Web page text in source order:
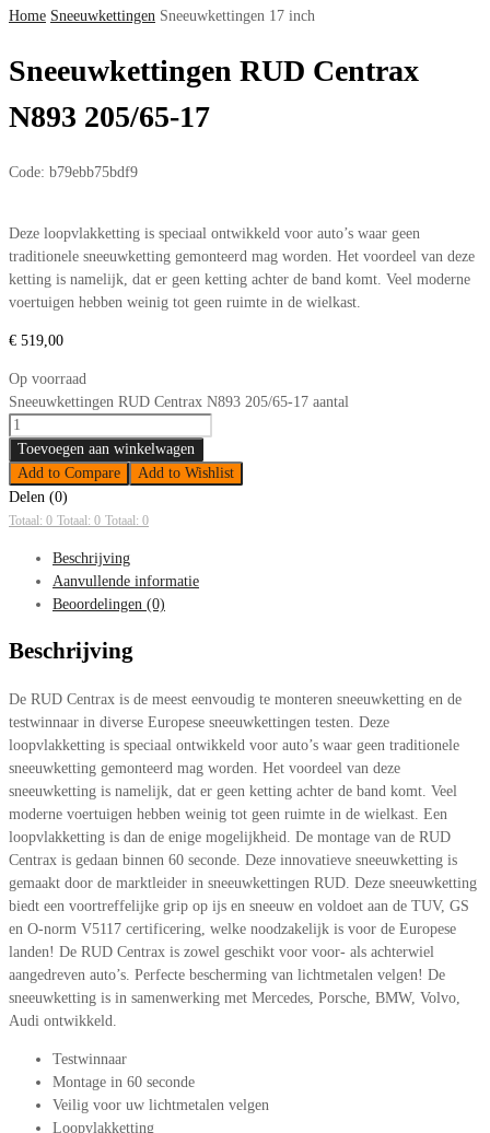
Home Sneeuwkettingen Sneeuwkettingen 17 inch
Sneeuwkettingen RUD Centrax
N893 205/65-17
Code: b79ebb75bdf9
Deze loopvlakketting is speciaal ontwikkeld voor auto’s waar geen
traditionele sneeuwketting gemonteerd mag worden. Het voordeel van deze
ketting is namelijk, dat er geen ketting achter de band komt. Veel moderne
voertuigen hebben weinig tot geen ruimte in de wielkast.
€ 519,00
Op voorraad
Sneeuwkettingen RUD Centrax N893 205/65-17 aantal
Toevoegen aan winkelwagen
Add to Compare
Add to Wishlist
Delen (0)
Totaal: 0 Totaal: 0 Totaal: 0
Beschrijving
Aanvullende informatie
Beoordelingen (0)
Beschrijving
De RUD Centrax is de meest eenvoudig te monteren sneeuwketting en de
testwinnaar in diverse Europese sneeuwkettingen testen. Deze
loopvlakketting is speciaal ontwikkeld voor auto’s waar geen traditionele
sneeuwketting gemonteerd mag worden. Het voordeel van deze
sneeuwketting is namelijk, dat er geen ketting achter de band komt. Veel
moderne voertuigen hebben weinig tot geen ruimte in de wielkast. Een
loopvlakketting is dan de enige mogelijkheid. De montage van de RUD
Centrax is gedaan binnen 60 seconde. Deze innovatieve sneeuwketting is
gemaakt door de marktleider in sneeuwkettingen RUD. Deze sneeuwketting
biedt een voortreffelijke grip op ijs en sneeuw en voldoet aan de TUV, GS
en O-norm V5117 certificering, welke noodzakelijk is voor de Europese
landen! De RUD Centrax is zowel geschikt voor voor- als achterwiel
aangedreven auto’s. Perfecte bescherming van lichtmetalen velgen! De
sneeuwketting is in samenwerking met Mercedes, Porsche, BMW, Volvo,
Audi ontwikkeld.
Testwinnaar
Montage in 60 seconde
Veilig voor uw lichtmetalen velgen
Loopvlakketting